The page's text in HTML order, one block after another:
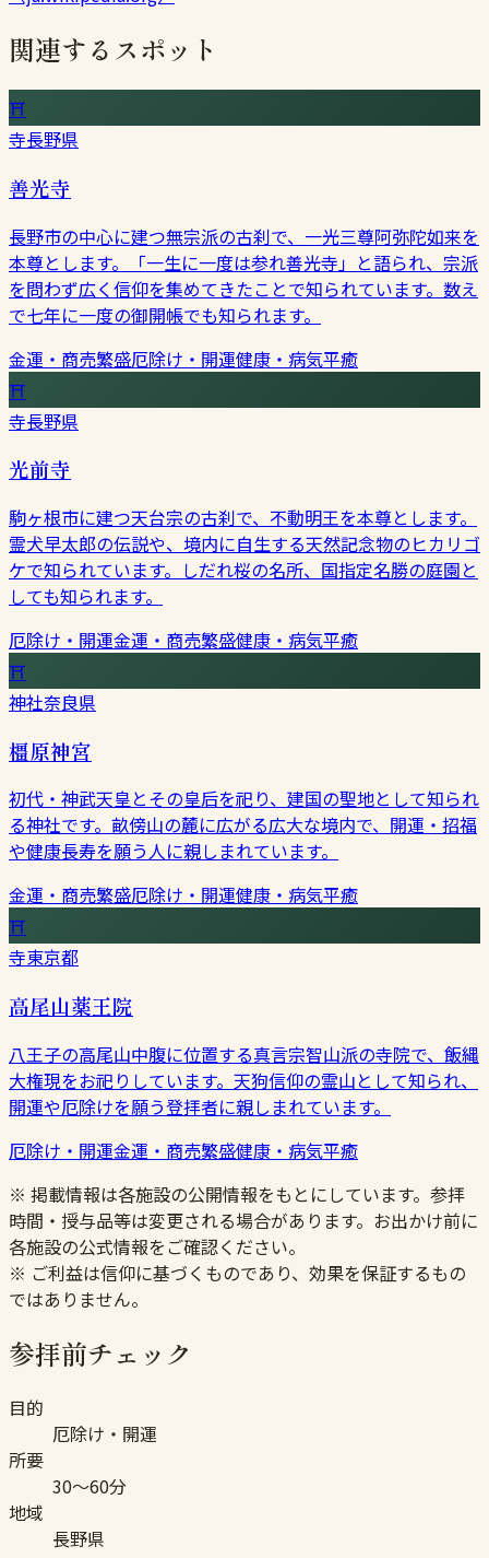
関連するスポット
⛩
寺長野県
善光寺
長野市の中心に建つ無宗派の古刹で、一光三尊阿弥陀如来を
本尊とします。「一生に一度は参れ善光寺」と語られ、宗派
を問わず広く信仰を集めてきたことで知られています。数え
で七年に一度の御開帳でも知られます。
金運・商売繁盛厄除け・開運健康・病気平癒
⛩
寺長野県
光前寺
駒ヶ根市に建つ天台宗の古刹で、不動明王を本尊とします。
霊犬早太郎の伝説や、境内に自生する天然記念物のヒカリゴ
ケで知られています。しだれ桜の名所、国指定名勝の庭園と
しても知られます。
厄除け・開運金運・商売繁盛健康・病気平癒
⛩
神社奈良県
橿原神宮
初代・神武天皇とその皇后を祀り、建国の聖地として知られ
る神社です。畝傍山の麓に広がる広大な境内で、開運・招福
や健康長寿を願う人に親しまれています。
金運・商売繁盛厄除け・開運健康・病気平癒
⛩
寺東京都
高尾山薬王院
八王子の高尾山中腹に位置する真言宗智山派の寺院で、飯縄
大権現をお祀りしています。天狗信仰の霊山として知られ、
開運や厄除けを願う登拝者に親しまれています。
厄除け・開運金運・商売繁盛健康・病気平癒
※ 掲載情報は各施設の公開情報をもとにしています。参拝
時間・授与品等は変更される場合があります。お出かけ前に
各施設の公式情報をご確認ください。
※ ご利益は信仰に基づくものであり、効果を保証するもの
ではありません。
参拝前チェック
目的
厄除け・開運
所要
30〜60分
地域
長野県